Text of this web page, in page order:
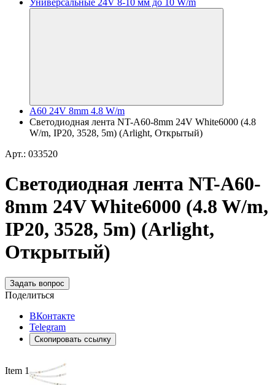
Универсальные 24V 8-10 мм до 10 W/m
A60 24V 8mm 4.8 W/m
Светодиодная лента NT-A60-8mm 24V White6000 (4.8
W/m, IP20, 3528, 5m) (Arlight, Открытый)
Арт.: 033520
Светодиодная лента NT-A60-
8mm 24V White6000 (4.8 W/m,
IP20, 3528, 5m) (Arlight,
Открытый)
Задать вопрос
Поделиться
ВКонтакте
Telegram
Скопировать ссылку
Item 1 of 3